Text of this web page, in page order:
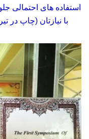
استفاده های احتمالی
با نیازتان (چاپ در